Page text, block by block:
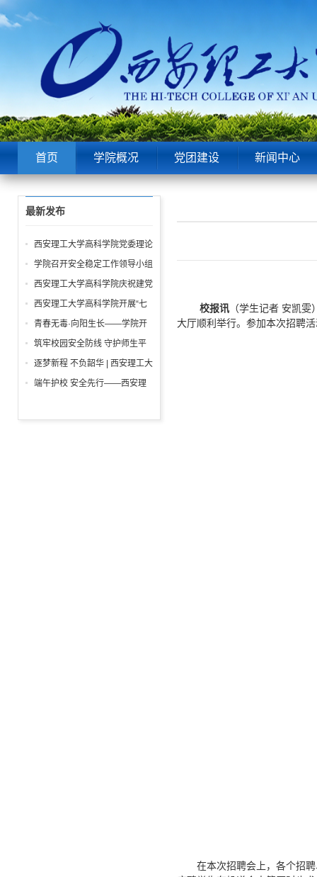
首页 学院概况 党团建设 新闻中心
校报讯 （学生记者 安凯
大厅顺利举行。参加本次招聘
在本次招聘会上，各个招
最新发布
西安理工大学高科学院党委理论
中心组第6次学习聚焦“潜绩”与
“显绩”
学院召开安全稳定工作领导小组
会议 全面部署暑期及秋季开学
校园安全工作
西安理工大学高科学院庆祝建党
105周年暨“七一”表彰大会圆满
举行
西安理工大学高科学院开展“七
一”前夕走访慰问困难学生党员
活动
青春无毒·向阳生长——学院开
展“6・26”国际禁毒日沉浸式主
题宣教活动
筑牢校园安全防线 守护师生平
安校园 ——西安理工大学高科
学院开展消防安全专项检查
逐梦新程 不负韶华 | 西安理工大
学高科学院2026届毕业典礼暨
端午护校 安全先行——西安理
项培训